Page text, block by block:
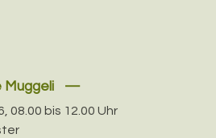
Muggeli
08.00 bis 12.00 Uhr